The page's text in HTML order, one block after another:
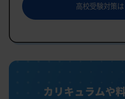
高校受験対策
カリキュラムや